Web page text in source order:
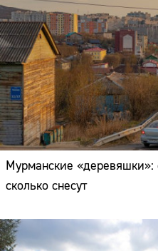
Мурманские «деревяшки»:
сколько снесут